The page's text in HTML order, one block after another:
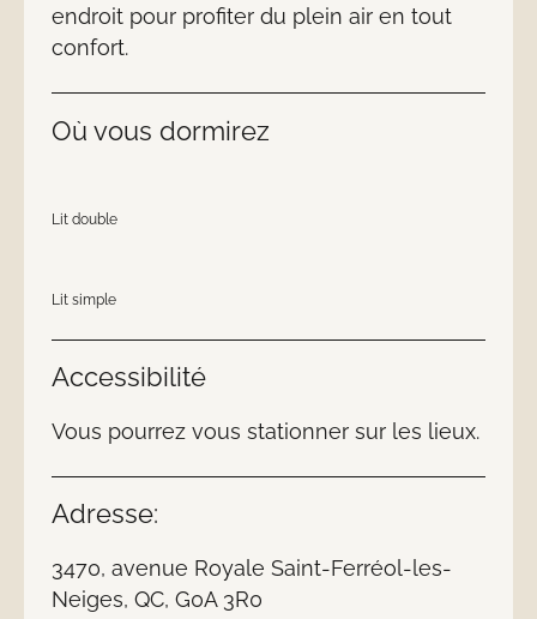
endroit pour profiter du plein air en tout
confort.
Où vous dormirez
Lit double
Lit simple
Accessibilité
Vous pourrez vous stationner sur les lieux.
Adresse:
3470, avenue Royale Saint-Ferréol-les-
Neiges, QC, G0A 3R0